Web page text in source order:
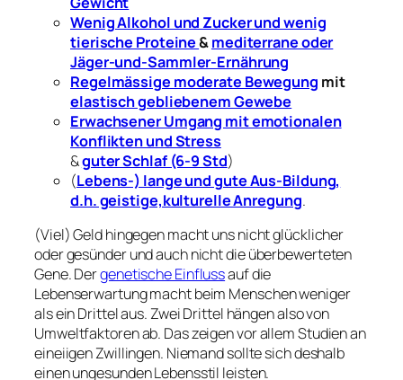
Wenig Alkohol und Zucker und wenig
tierische Proteine&mediterrane oder
Jäger-und-Sammler-Ernährung
Regelmässige moderate Bewegung mit
elastisch gebliebenem Gewebe
Erwachsener Umgang mit emotionalen
Konflikten und Stress
&guter Schlaf (6-9 Std)
(Lebens-) lange und gute Aus-Bildung,
d.h. geistige,kulturelle Anregung.
(Viel) Geld hingegen macht uns nicht glücklicher
oder gesünder und auch nicht die überbewerteten
Gene. Dergenetische Einflussauf die
Lebenserwartung macht beim Menschen weniger
als ein Drittel aus. Zwei Drittel hängen also von
Umweltfaktoren ab. Das zeigen vor allem Studien an
eineiigen Zwillingen. Niemand sollte sich deshalb
einen ungesunden Lebensstil leisten.